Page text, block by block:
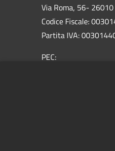
Via Roma, 56- 26010
Codice Fiscale:
Partita IVA:
PEC: